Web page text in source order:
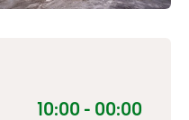
10:00 - 00:00